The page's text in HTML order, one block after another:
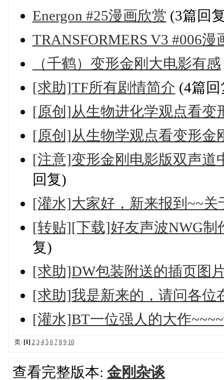
Energon #25漫画欣赏 (3篇回
TRANSFORMERS V3 #006漫
（千鹤）变形金刚大电影有感
[求助]TF所有剧情简介 (4篇回
[原创]从生物进化学观点看变
[原创]从生物学观点看变形金
[注意]变形金刚电影版双声道
回复)
[灌水]大家好，新来报到~~
[转贴][下载]好友声波NWG
复)
[求助]DW包装附送的插页图
[求助]我是新来的，请问各位
[灌水]BT一位强人的大作
页: [1] 2 3 4 5 6 7 8 9 10
查看完整版本: 金刚杂谈